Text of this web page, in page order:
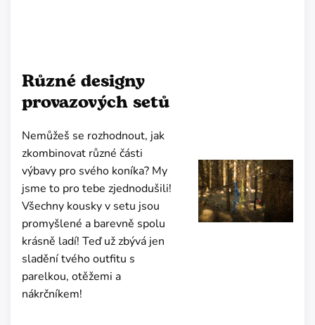
Různé designy
provazových setů
Nemůžeš se rozhodnout, jak
zkombinovat různé části
výbavy pro svého koníka? My
jsme to pro tebe zjednodušili!
Všechny kousky v setu jsou
promyšlené a barevně spolu
krásně ladí! Teď už zbývá jen
sladění tvého outfitu s
parelkou, otěžemi a
nákrčníkem!